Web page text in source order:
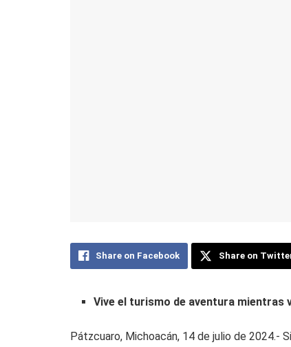
Share on Facebook Share on
Vive el turismo de aventura mientras
Pátzcuaro, Michoacán, 14 de julio de 2024.-